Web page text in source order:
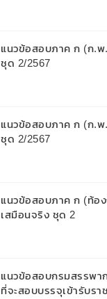
แนวข้อสอบภาค ก (ก.พ
ชุด 2/2567
แนวข้อสอบภาค ก (ก.พ
ชุด 2/2567
แนวข้อสอบภาค ก (ท้อ
เสมือนจริง ชุด 2
แนวข้อสอบกรมสรรพ
ที่จะสอบบรรจุเข้ารับร